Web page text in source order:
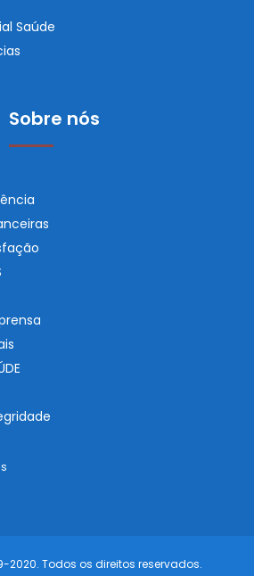
Saúde
Sobre nós
2020. Todos os direitos reservados.